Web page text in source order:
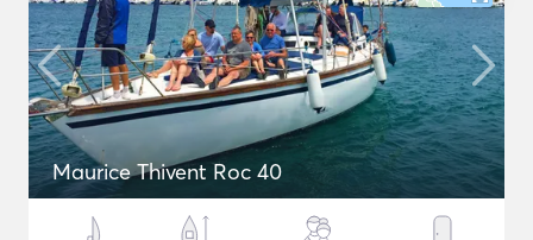
Maurice Thivent Roc 40